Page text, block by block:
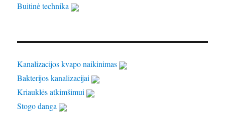
Buitinė technika
Kanalizacijos kvapo naikinimas
Bakterijos kanalizacijai
Kriauklės atkimšimui
Stogo danga